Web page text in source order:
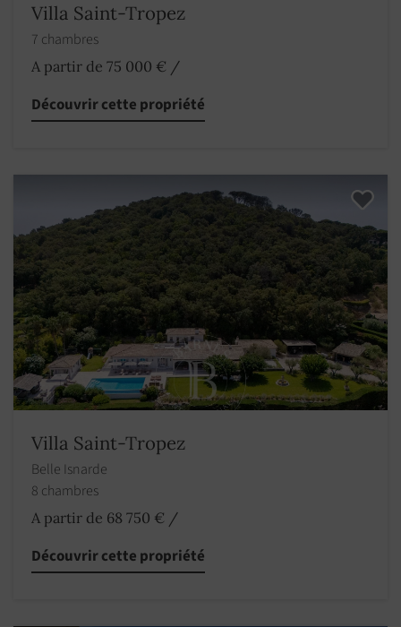
Villa Saint-Tropez
7 chambres
A partir de 75 000 € /
Découvrir cette propriété
Villa Saint-Tropez
Belle Isnarde
8 chambres
A partir de 68 750 € /
Découvrir cette propriété